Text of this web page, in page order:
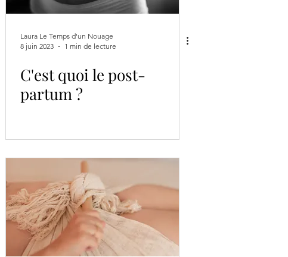
Laura Le Temps d'un Nouage
8 juin 2023
1 min de lecture
C'est quoi le post-
partum ?